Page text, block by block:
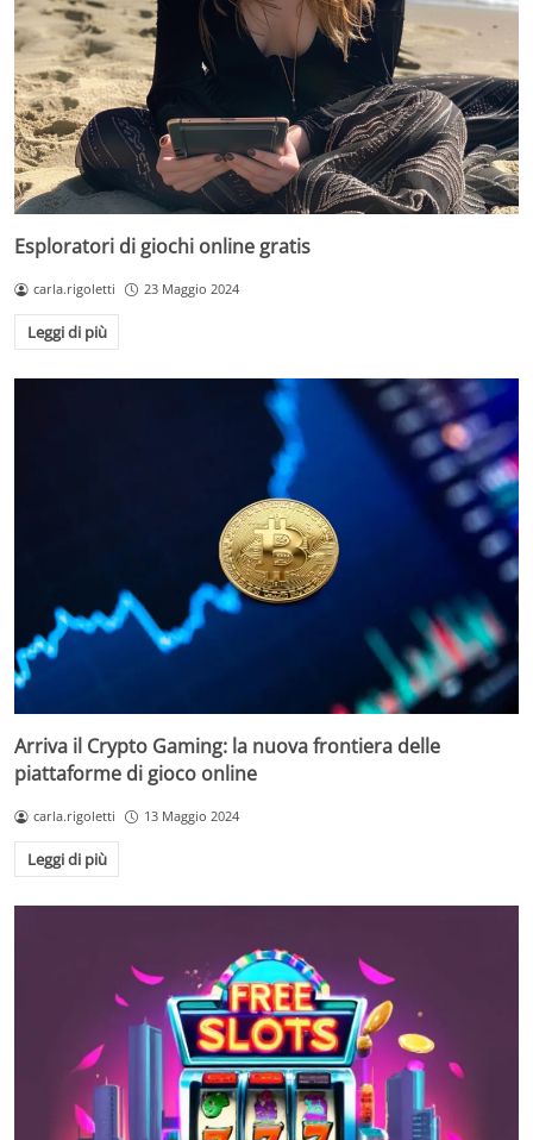
Esploratori di giochi online gratis
carla.rigoletti 23 Maggio 2024
Leggi di più
Arriva il Crypto Gaming: la nuova frontiera delle
piattaforme di gioco online
carla.rigoletti 13 Maggio 2024
Leggi di più